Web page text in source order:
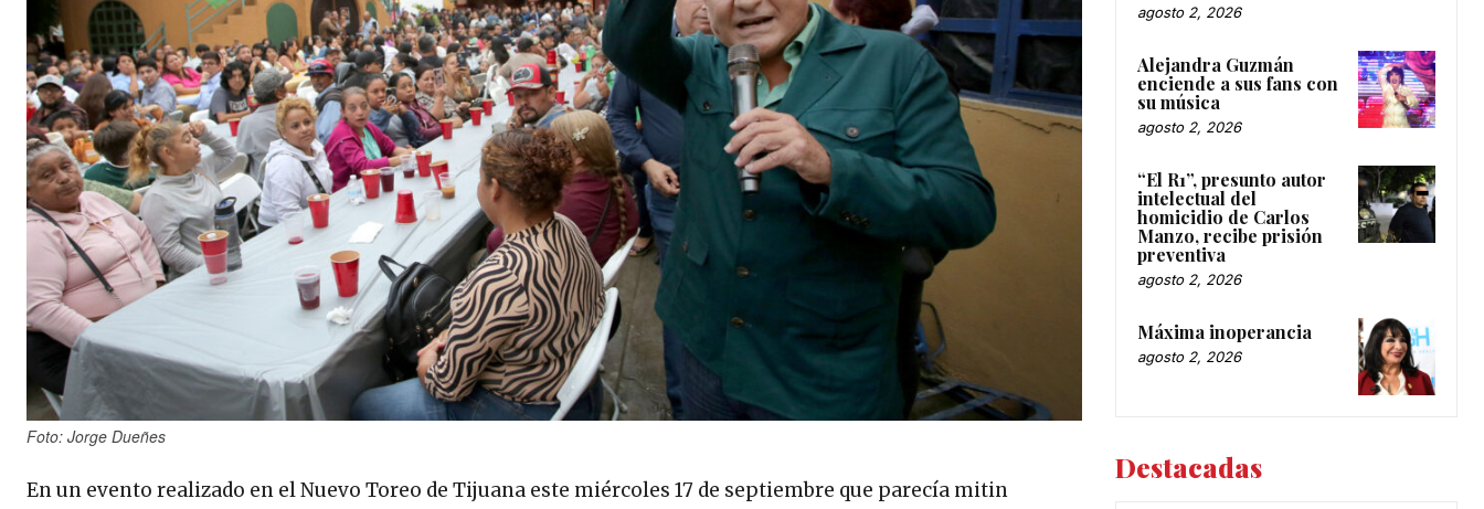
Foto: Jorge Dueñes
En un evento realizado en el Nuevo Toreo de Tijuana este miércoles 17 de septiembre que parecía mitin
agosto 2, 2026
Alejandra Guzmán
enciende a sus fans con
su música
agosto 2, 2026
“El R1”, presunto autor
intelectual del
homicidio de Carlos
Manzo, recibe prisión
preventiva
agosto 2, 2026
Máxima inoperancia
agosto 2, 2026
Destacadas